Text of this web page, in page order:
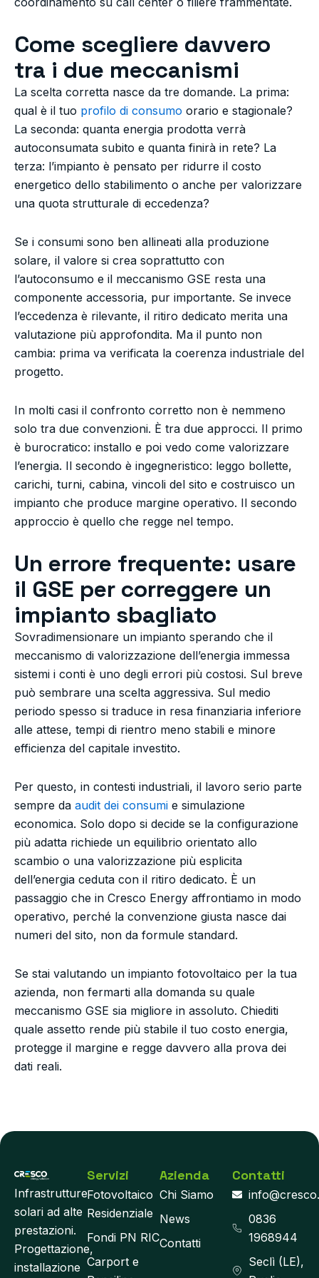
Come scegliere davvero
tra i due meccanismi
La scelta corretta nasce da tre domande. La prima:
qual è il tuo profilo di consumo orario e stagionale?
La seconda: quanta energia prodotta verrà
autoconsumata subito e quanta finirà in rete? La
terza: l’impianto è pensato per ridurre il costo
energetico dello stabilimento o anche per valorizzare
una quota strutturale di eccedenza?
Se i consumi sono ben allineati alla produzione
solare, il valore si crea soprattutto con
l’autoconsumo e il meccanismo GSE resta una
componente accessoria, pur importante. Se invece
l’eccedenza è rilevante, il ritiro dedicato merita una
valutazione più approfondita. Ma il punto non
cambia: prima va verificata la coerenza industriale del
progetto.
In molti casi il confronto corretto non è nemmeno
solo tra due convenzioni. È tra due approcci. Il primo
è burocratico: installo e poi vedo come valorizzare
l’energia. Il secondo è ingegneristico: leggo bollette,
carichi, turni, cabina, vincoli del sito e costruisco un
impianto che produce margine operativo. Il secondo
approccio è quello che regge nel tempo.
Un errore frequente: usare
il GSE per correggere un
impianto sbagliato
Sovradimensionare un impianto sperando che il
meccanismo di valorizzazione dell’energia immessa
sistemi i conti è uno degli errori più costosi. Sul breve
può sembrare una scelta aggressiva. Sul medio
periodo spesso si traduce in resa finanziaria inferiore
alle attese, tempi di rientro meno stabili e minore
efficienza del capitale investito.
Per questo, in contesti industriali, il lavoro serio parte
sempre da audit dei consumi e simulazione
economica. Solo dopo si decide se la configurazione
più adatta richiede un equilibrio orientato allo
scambio o una valorizzazione più esplicita
dell’energia ceduta con il ritiro dedicato. È un
passaggio che in Cresco Energy affrontiamo in modo
operativo, perché la convenzione giusta nasce dai
numeri del sito, non da formule standard.
Se stai valutando un impianto fotovoltaico per la tua
azienda, non fermarti alla domanda su quale
meccanismo GSE sia migliore in assoluto. Chiediti
quale assetto rende più stabile il tuo costo energia,
protegge il margine e regge davvero alla prova dei
dati reali.
Infrastrutture
solari ad alte
prestazioni.
Progettazione,
installazione
Servizi
Fotovoltaico
Residenziale
Fondi PN RIC
Carport e
Azienda
Chi Siamo
News
Contatti
Contatti
0836
1968944
Seclì (LE),